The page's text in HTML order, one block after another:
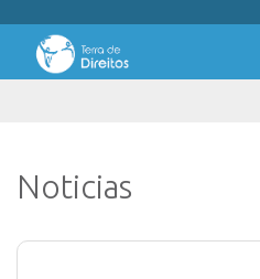
Noticias